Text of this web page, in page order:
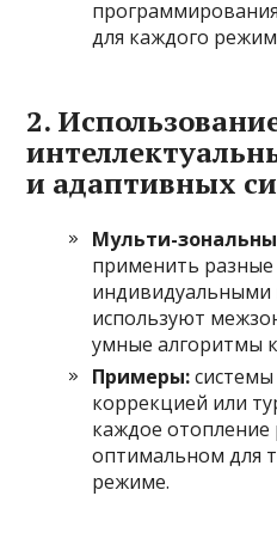
для каждого
2.
и адаптивных
Мульти-
применить
индивидуальными
используют
умные алгоритмы
Примеры:
коррекцией или
каждое отопление
оптимальном для
режиме.